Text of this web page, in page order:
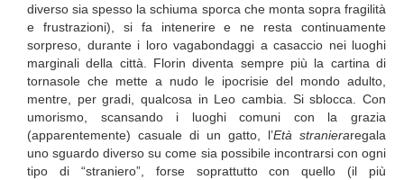
diverso sia spesso la schiuma sporca che monta sopra fragilità
e frustrazioni), si fa intenerire e ne resta continuamente
sorpreso, durante i loro vagabondaggi a casaccio nei luoghi
marginali della città. Florin diventa sempre più la cartina di
tornasole che mette a nudo le ipocrisie del mondo adulto,
mentre, per gradi, qualcosa in Leo cambia. Si sblocca. Con
umorismo, scansando i luoghi comuni con la grazia
(apparentemente) casuale di un gatto, l’Età stranieraregala
uno sguardo diverso su come sia possibile incontrarsi con ogni
tipo di “straniero”, forse soprattutto con quello (il più